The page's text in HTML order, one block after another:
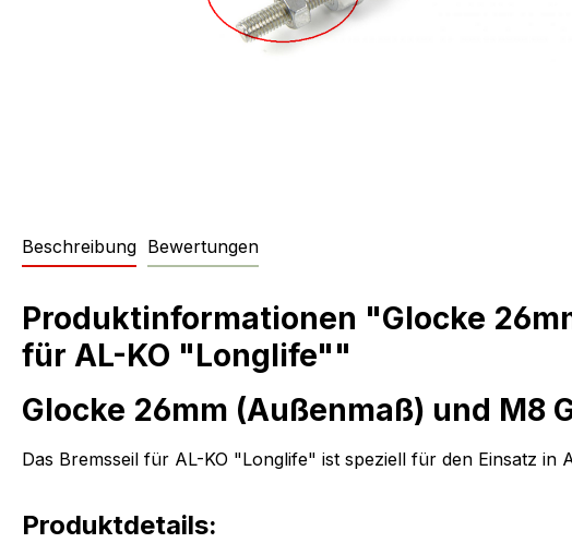
Beschreibung Bewertungen
Produktinformationen "Glocke
für AL-KO "Longlife""
Glocke 26mm (Außenmaß) und M8
Das Bremsseil für AL-KO "Longlife" ist speziell für den Einsatz
Produktdetails: